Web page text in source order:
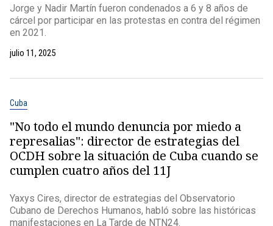
Jorge y Nadir Martín fueron condenados a 6 y 8 años de
cárcel por participar en las protestas en contra del régimen
en 2021.
julio 11, 2025
Cuba
"No todo el mundo denuncia por miedo a
represalias": director de estrategias del
OCDH sobre la situación de Cuba cuando se
cumplen cuatro años del 11J
Yaxys Cires, director de estrategias del Observatorio
Cubano de Derechos Humanos, habló sobre las históricas
manifestaciones en La Tarde de NTN24.